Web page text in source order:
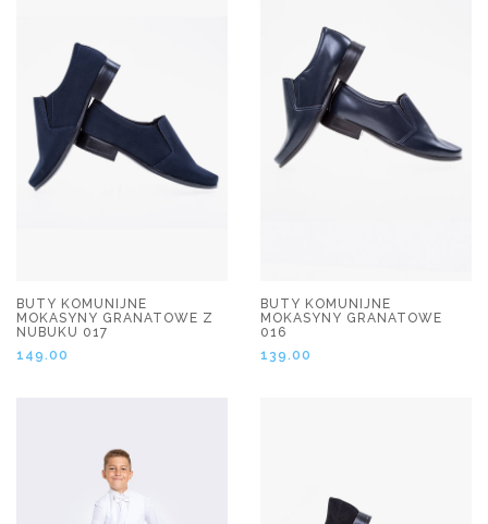
BUTY KOMUNIJNE
MOKASYNY GRANATOWE Z
NUBUKU 017
149.00
BUTY KOMUNIJNE
MOKASYNY GRANATOWE
016
139.00